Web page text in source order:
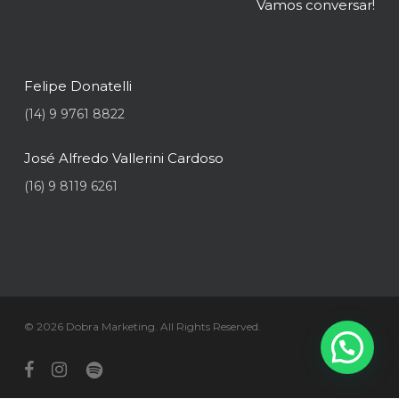
Vamos conversar!
Felipe Donatelli
(14) 9 9761 8822
José Alfredo Vallerini Cardoso
(16) 9 8119 6261
© 2026 Dobra Marketing. All Rights Reserved.
facebookinstagram
spotify